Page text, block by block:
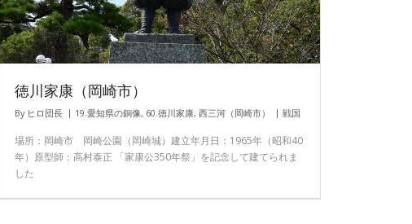
徳川家康（岡崎市）
By ヒロ団長 19.愛知県の銅像, 60.徳川家康, 西三河（岡崎市） 戦国
場所：岡崎市 岡崎公園（岡崎城）建立年月日：1965年（昭和40
年）原型師：高村泰正 「家康公350年祭」を記念して建てられま
した